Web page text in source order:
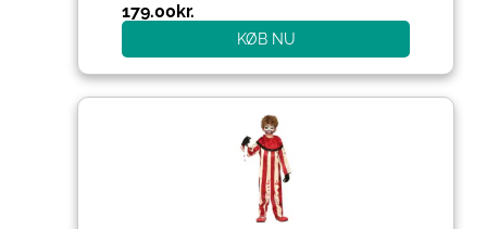
179.00kr.
KØB NU